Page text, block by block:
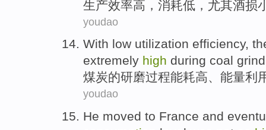
生产效率高 ， 消耗低 ， 尤其酒损
youdao
With low utilization efficiency,
extremely high during coal
煤炭的研磨过程能耗高、 能量利
youdao
He moved to France and